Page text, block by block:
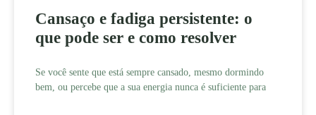
Cansaço e fadiga persistente: o
que pode ser e como resolver
Se você sente que está sempre cansado, mesmo dormindo
bem, ou percebe que a sua energia nunca é suficiente para